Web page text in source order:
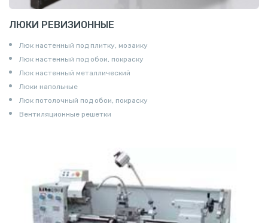
ЛЮКИ РЕВИЗИОННЫЕ
Люк настенный под плитку, мозаику
Люк настенный под обои, покраску
Люк настенный металлический
Люки напольные
Люк потолочный под обои, покраску
Вентиляционные решетки